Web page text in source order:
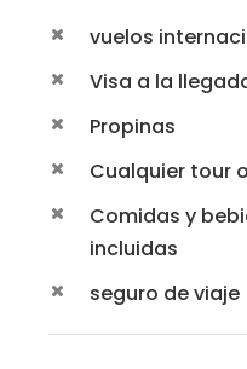
vuelos
Visa a la
Propinas
Cualquier tour
Comidas y
incluidas
seguro de viaje